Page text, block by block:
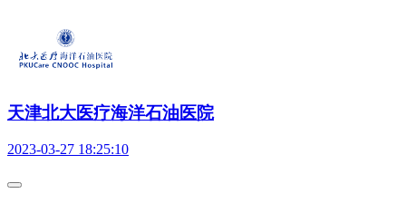
天津北大医疗海洋石油医院
2023-03-27 18:25:10